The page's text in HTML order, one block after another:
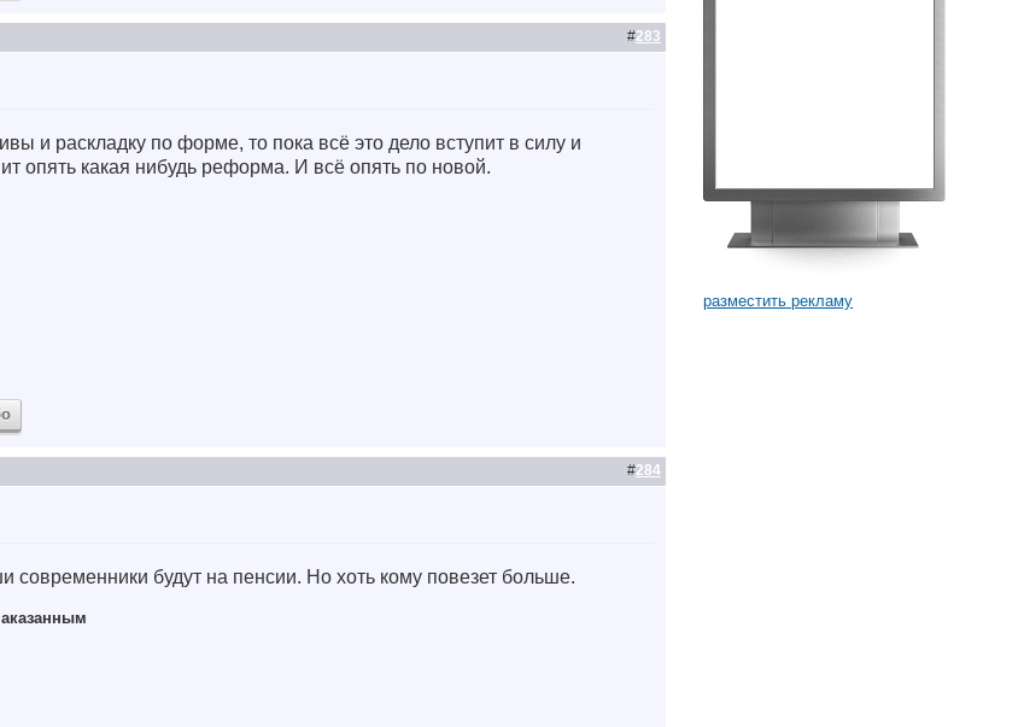
#283
и раскладку по форме, то пока всё это дело вступит в силу и
опять какая нибудь реформа. И всё опять по новой.
#284
современники будут на пенсии. Но хоть кому повезет больше.
разместить рекламу